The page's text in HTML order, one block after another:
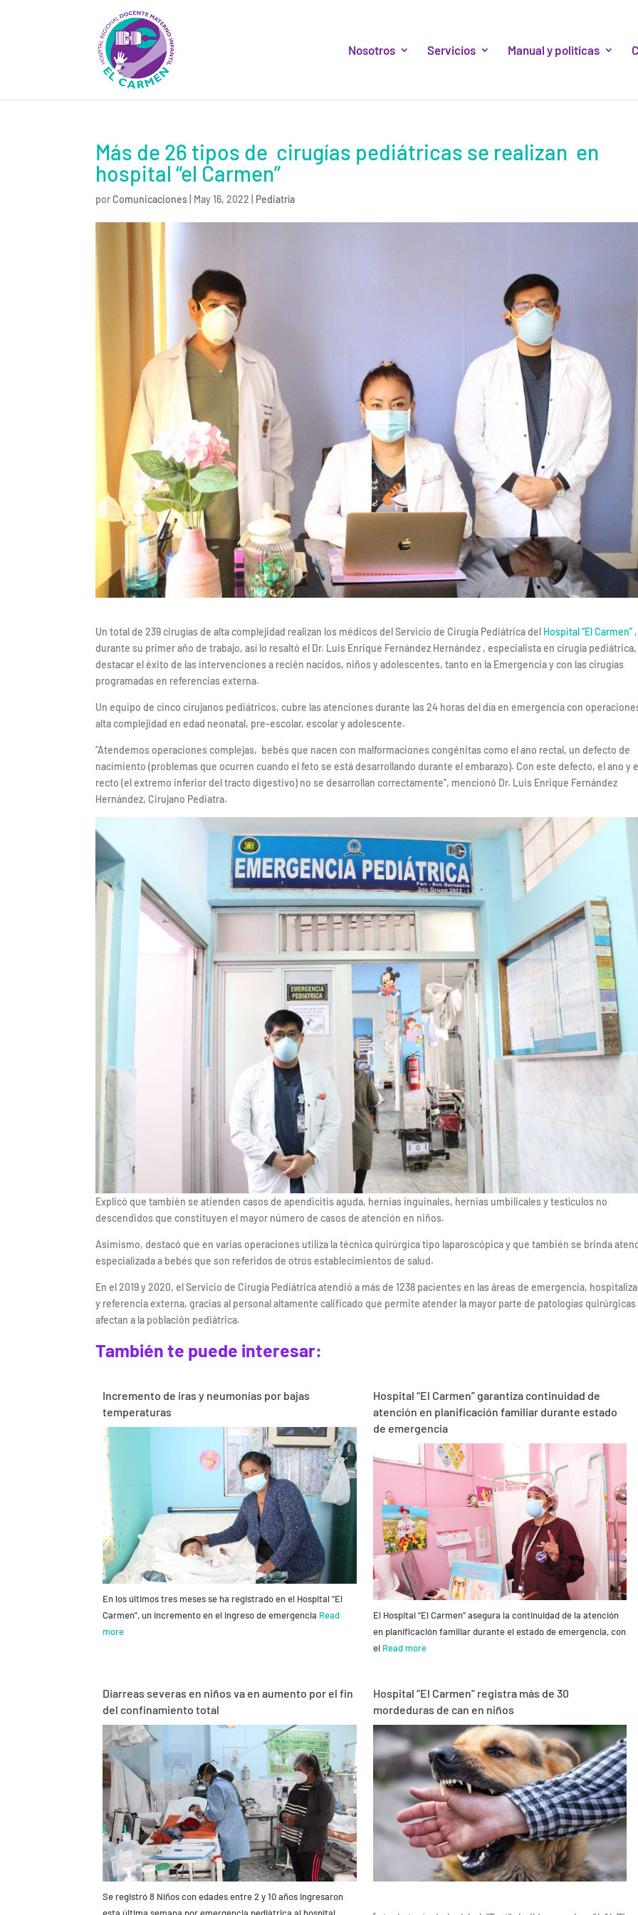
Nosotros Servicios Manual y politicas
Más de 26 tipos de cirugías pediátricas se realizan en
hospital “el Carmen”
por Comunicaciones May 16, 2022 Pediatría
Un total de 239 cirugías de alta complejidad realizan los médicos del Servicio de Cirugía Pediátrica del Hospital “El Carmen” ,
durante su primer año de trabajo, así lo resaltó el Dr. Luis Enrique Fernández Hernández , especialista en cirugía pediátrica,
destacar el éxito de las intervenciones a recién nacidos, niños y adolescentes, tanto en la Emergencia y con las cirugías
programadas en referencias externa.
Un equipo de cinco cirujanos pediátricos, cubre las atenciones durante las 24 horas del día en emergencia con
alta complejidad en edad neonatal, pre-escolar, escolar y adolescente.
“Atendemos operaciones complejas, bebés que nacen con malformaciones congénitas como el ano rectal, un defecto de
nacimiento (problemas que ocurren cuando el feto se está desarrollando durante el embarazo). Con este defecto, el ano y
recto (el extremo inferior del tracto digestivo) no se desarrollan correctamente”, mencionó Dr. Luis Enrique Fernández
Hernández, Cirujano Pediatra.
Explicó que también se atienden casos de apendicitis aguda, hernias inguinales, hernias umbilicales y testículos no
descendidos que constituyen el mayor número de casos de atención en niños.
Asimismo, destacó que en varias operaciones utiliza la técnica quirúrgica tipo laparoscópica y que también se brinda
especializada a bebés que son referidos de otros establecimientos de salud.
En el 2019 y 2020, el Servicio de Cirugía Pediátrica atendió a más de 1238 pacientes en las áreas de emergencia,
y referencia externa, gracias al personal altamente calificado que permite atender la mayor parte de patologías
afectan a la población pediátrica.
También te puede interesar:
Incremento de iras y neumonías por bajas
temperaturas
En los últimos tres meses se ha registrado en el Hospital “El
Carmen”, un incremento en el ingreso de emergencia Read
more
Hospital “El Carmen” garantiza continuidad de
atención en planificación familiar durante estado
de emergencia
El Hospital “El Carmen” asegura la continuidad de la atención
en planificación familiar durante el estado de emergencia, con
el Read more
Diarreas severas en niños va en aumento por el fin
del confinamiento total
Se registró 8 Niños con edades entre 2 y 10 años ingresaron
Hospital “El Carmen” registra más de 30
mordeduras de can en niños